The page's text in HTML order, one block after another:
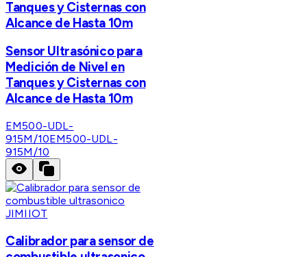
Tanques y Cisternas con
Alcance de Hasta 10m
Sensor Ultrasónico para
Medición de Nivel en
Tanques y Cisternas con
Alcance de Hasta 10m
EM500-UDL-
915M/10EM500-UDL-
915M/10
JIMIIOT
Calibrador para sensor de